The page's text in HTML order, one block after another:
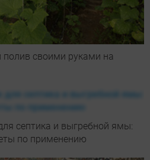
полив своими руками на
септика и выгребной ямы:
по применению